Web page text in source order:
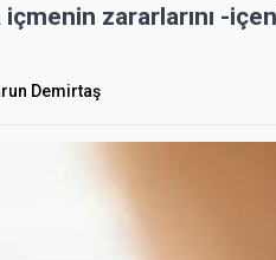
içmenin zararlarını -
Demirtaş